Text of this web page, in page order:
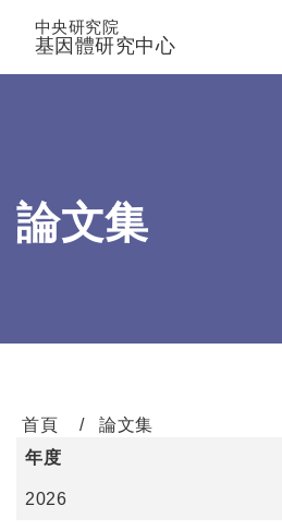
中央研究院
基因體研究中心
論文集
首頁
論文集
年度
2026